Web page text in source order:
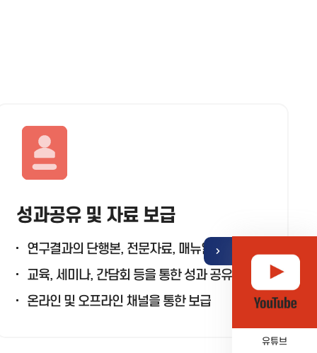
성과공유 및 자료 보급
연구결과의 단행본, 전문자료, 매뉴얼 등 제작
교육, 세미나, 간담회 등을 통한 성과 공유
온라인 및 오프라인 채널을 통한 보급
유튜브